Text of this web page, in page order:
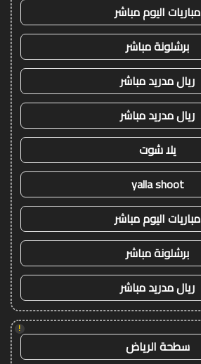
مباريات اليوم مباشر
برشلونة مباشر
ريال مدريد مباشر
ريال مدريد مباشر
يلا شوت
yalla shoot
مباريات اليوم مباشر
برشلونة مباشر
ريال مدريد مباشر
!
سطحة الرياض